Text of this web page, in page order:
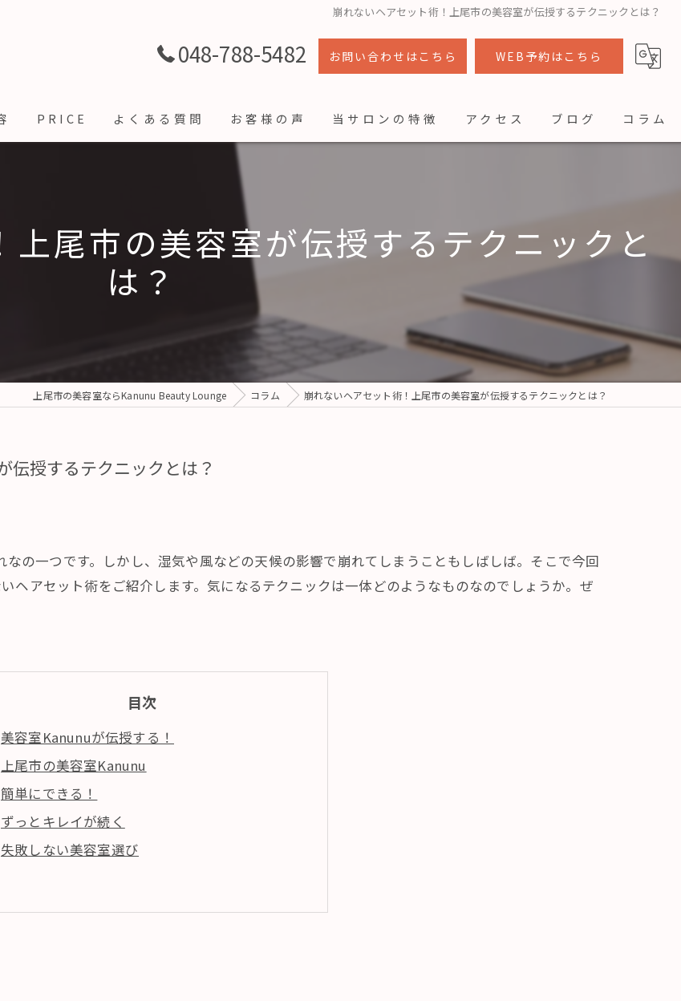
崩れないヘアセット術！上尾市の美容室が伝授するテクニックとは？
048-788-5482 お問い合わせはこちら WEB予約はこちら
PRICE よくある質問 お客様の声 当サロンの特徴
トリートメント
アクセス ブログ コラム
尾市の美容室が伝授するテクニックと
は？
上尾市の美容室ならKanunu Beauty Lounge コラム 崩れないヘアセット術！上尾市の美容室が伝授するテクニックとは？
伝授するテクニックとは？
の一つです。しかし、湿気や風などの天候の影響で崩れてしまうこともしばしば。そこで今回
ヘアセット術をご紹介します。気になるテクニックは一体どのようなものなのでしょうか。ぜ
目次
美容室Kanunuが伝授する！
上尾市の美容室Kanunu
簡単にできる！
ずっとキレイが続く
失敗しない美容室選び